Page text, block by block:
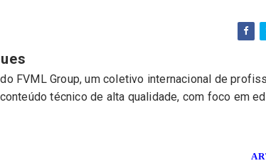
FVML Group, um coletivo internacional de
técnico de alta qualidade, com foco em